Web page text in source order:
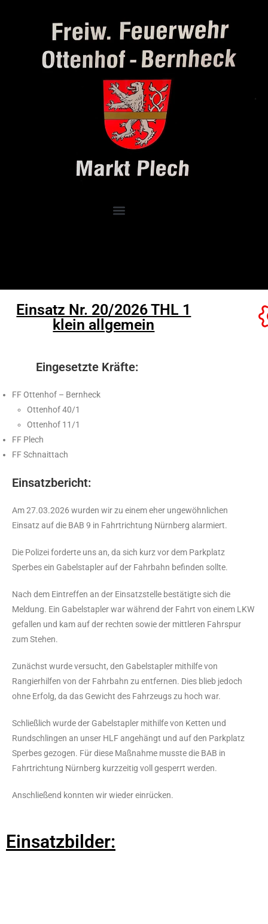
Einsatz Nr. 20/2026 THL 1
klein allgemein
Eingesetzte Kräfte:
FF Ottenhof – Bernheck
Ottenhof 40/1
Ottenhof 11/1
FF Plech
FF Schnaittach
Einsatzbericht:
Am 27.03.2026 wurden wir zu einem eher ungewöhnlichen
Einsatz auf die BAB 9 in Fahrtrichtung Nürnberg alarmiert.
Die Polizei forderte uns an, da sich kurz vor dem Parkplatz
Sperbes ein Gabelstapler auf der Fahrbahn befinden sollte.
Nach dem Eintreffen an der Einsatzstelle bestätigte sich die
Meldung. Ein Gabelstapler war während der Fahrt von einem LKW
gefallen und kam auf der rechten sowie der mittleren Fahrspur
zum Stehen.
Zunächst wurde versucht, den Gabelstapler mithilfe von
Rangierhilfen von der Fahrbahn zu entfernen. Dies blieb jedoch
ohne Erfolg, da das Gewicht des Fahrzeugs zu hoch war.
Schließlich wurde der Gabelstapler mithilfe von Ketten und
Rundschlingen an unser HLF angehängt und auf den Parkplatz
Sperbes gezogen. Für diese Maßnahme musste die BAB in
Fahrtrichtung Nürnberg kurzzeitig voll gesperrt werden.
Anschließend konnten wir wieder einrücken.
Einsatzbilder: